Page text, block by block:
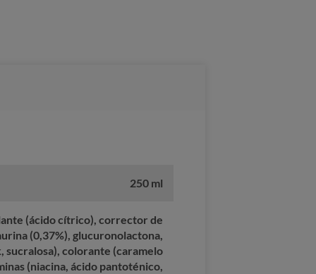
250 ml
(ácido cítrico), corrector de
(0,37%), glucuronolactona,
sucralosa), colorante (caramelo
(niacina, ácido pantoténico,